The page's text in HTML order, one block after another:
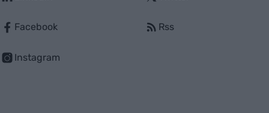
Facebook
Instagram
Rss